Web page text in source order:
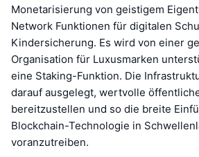
Monetarisierung von geistigem
Network Funktionen für digitalen
Kindersicherung. Es wird von einer
Organisation für Luxusmarken
eine Staking-Funktion. Die
darauf ausgelegt, wertvolle
bereitzustellen und so die breite
Blockchain-Technologie in
voranzutreiben.